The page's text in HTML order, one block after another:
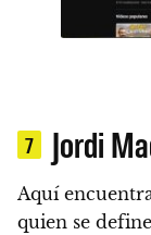
7 Jordi
Aquí
quien se